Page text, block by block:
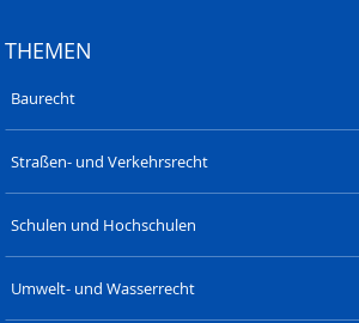
THEMEN
Baurecht
Straßen- und Verkehrsrecht
Schulen und Hochschulen
Umwelt- und Wasserrecht